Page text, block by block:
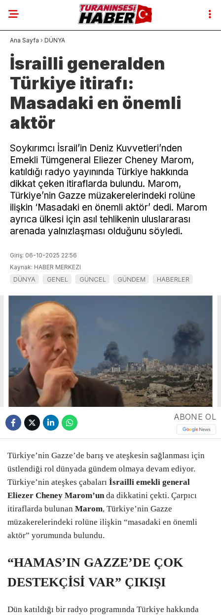
Ana Sayfa › DÜNYA
İsrailli generalden
Türkiye itirafı:
Masadaki en önemli
aktör
Soykırımcı İsrail’in Deniz Kuvvetleri’nden
Emekli Tümgeneral Eliezer Cheney Marom,
katıldığı radyo yayınında Türkiye hakkında
dikkat çeken itiraflarda bulundu. Marom,
Türkiye’nin Gazze müzakerelerindeki rolüne
ilişkin ‘Masadaki en önemli aktör’ dedi. Marom
ayrıca ülkesi için asıl tehlikenin uluslararası
arenada yalnızlaşması olduğunu söyledi.
Giriş: 06-10-2025 22:56
Kaynak: HABER MERKEZI
DÜNYA GENEL GÜNCEL GÜNDEM HABERLER
ABONE OL
Türkiye’nin Gazze’de barış ve ateşkesin sağlanması için
üstlendiği rol dünyada gündem olmaya devam ediyor.
Türkiye’nin ateşkes çabaları İsrailli emekli general
Eliezer Cheney Marom’unda dikkatini çekti. Çarpıcı
itiraflarda bulunan Marom, Türkiye’nin Gazze
müzakerelerindeki rolüne ilişkin “masadaki en önemli
aktör” yorumunda bulundu.
“HAMAS’IN GAZZE’DE ÇOK
DESTEKÇİSİ VAR” ÇIKIŞI
Dün katıldığı bir radyo programında Türkiye hakkında